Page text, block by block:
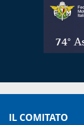
IL COMITATO